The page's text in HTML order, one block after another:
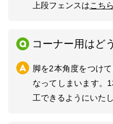
上段フェンスはこちら
コーナー用はど
脚を2本角度をつけ
なってしまいます。
工できるようにいたし